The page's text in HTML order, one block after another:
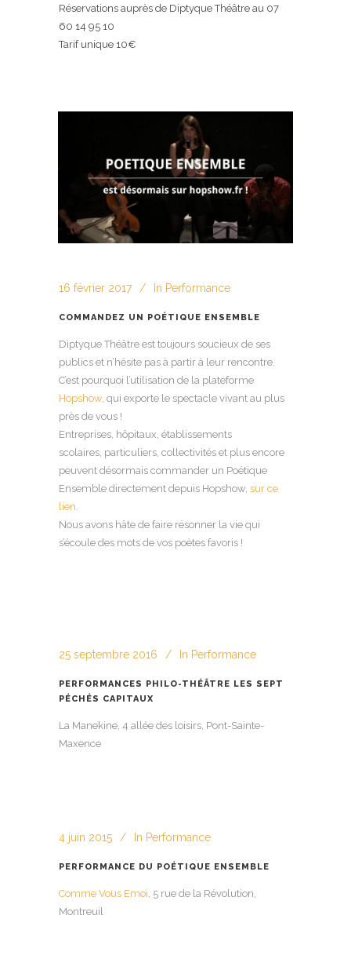
Réservations auprès de Diptyque Théâtre au 07
60 14 95 10
Tarif unique 10€
16 février 2017 In Performance
COMMANDEZ UN POÉTIQUE ENSEMBLE
Diptyque Théâtre est toujours soucieux de ses
publics et n’hésite pas à partir à leur rencontre.
C’est pourquoi l’utilisation de la plateforme
Hopshow, qui exporte le spectacle vivant au plus
près de vous !
Entreprises, hôpitaux, établissements
scolaires, particuliers, collectivités et plus encore
peuvent désormais commander un Poétique
Ensemble directement depuis Hopshow, sur ce
lien.
Nous avons hâte de faire résonner la vie qui
s’écoule des mots de vos poètes favoris !
25 septembre 2016 In Performance
PERFORMANCES PHILO-THÉÂTRE LES SEPT
PÉCHÉS CAPITAUX
La Manekine, 4 allée des loisirs, Pont-Sainte-
Maxence
4 juin 2015 In Performance
PERFORMANCE DU POÉTIQUE ENSEMBLE
Comme Vous Emoi, 5 rue de la Révolution,
Montreuil